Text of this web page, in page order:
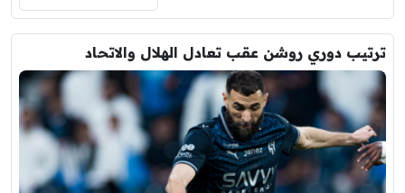
ترتيب دوري روشن عقب تعادل الهلال والاتحاد